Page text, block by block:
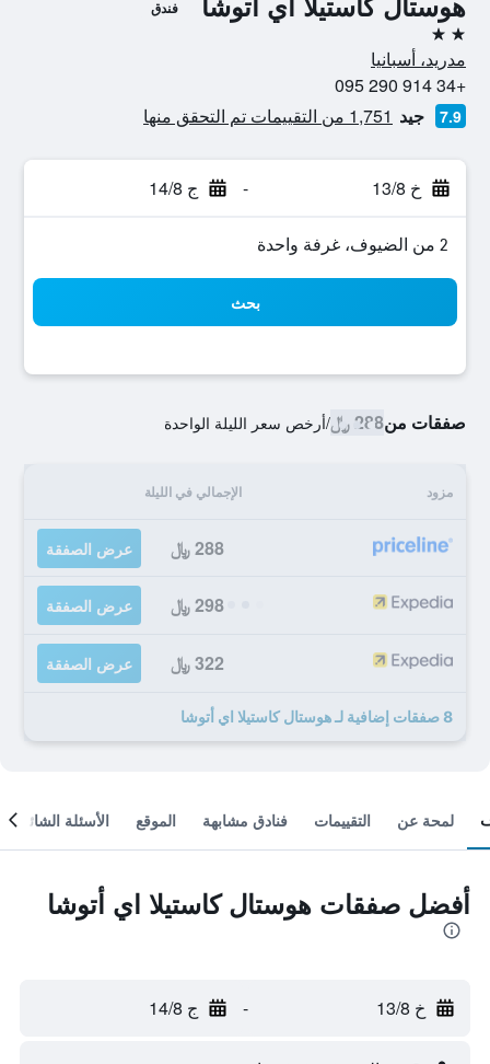
فندق
2 نجمتين
مدريد، أسبانيا
+34 914 290 095
7.9 جيد 1,751 من التقييمات تم التحقق منها
خ 13/8 - ج 14/8
2 من الضيوف، غرفة واحدة
بحث
صفقات من288 ﷼ /أرخص سعر الليلة الواحدة
مزود الإجمالي في الليلة
288 ﷼ عرض الصفقة
298 ﷼ عرض الصفقة
322 ﷼ عرض الصفقة
8 صفقات إضافية لـ هوستال كاستيلا اي أتوشا
لمحة عن التقييمات فنادق مشابهة الموقع الأسئلة الشائعة
أفضل صفقات هوستال كاستيلا اي أتوشا
خ 13/8 - ج 14/8